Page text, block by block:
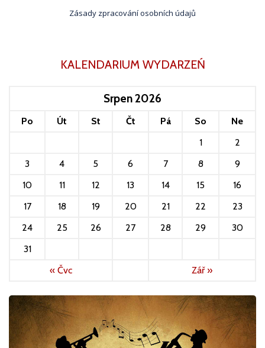
Zásady zpracování osobních údajů
KALENDARIUM WYDARZEŃ
Srpen 2026
Po Út St Čt Pá So
Ne
1
2
3
4 5 6 7 8
9
10
11 12 13 14 15
16
17
18 19 20 21 22
23
24
25 26 27 28 29
30
31
« Čvc
Zář »